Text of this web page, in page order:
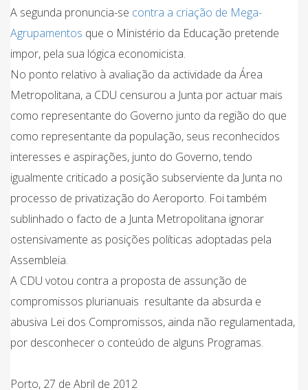
A segunda pronuncia-se contra a criação de Mega-
Agrupamentos que o Ministério da Educação pretende
impor, pela sua lógica economicista.
No ponto relativo à avaliação da actividade da Área
Metropolitana, a CDU censurou a Junta por actuar mais
como representante do Governo junto da região do que
como representante da população, seus reconhecidos
interesses e aspirações, junto do Governo, tendo
igualmente criticado a posição subserviente da Junta no
processo de privatização do Aeroporto. Foi também
sublinhado o facto de a Junta Metropolitana ignorar
ostensivamente as posições políticas adoptadas pela
Assembleia.
A CDU votou contra a proposta de assunção de
compromissos plurianuais resultante da absurda e
abusiva Lei dos Compromissos, ainda não regulamentada,
por desconhecer o conteúdo de alguns Programas.
Porto, 27 de Abril de 2012